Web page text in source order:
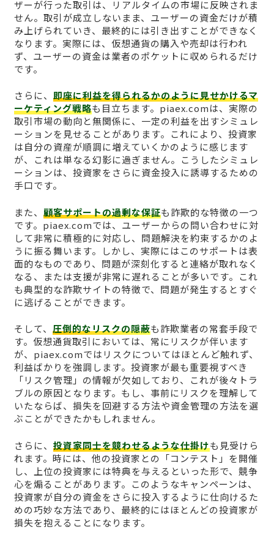
ザーが行った取引は、リアルタイムの市場に反映されま
せん。取引が成立しないまま、ユーザーの資金だけが積
み上げられていき、最終的には引き出すことができなく
なります。実際には、仮想通貨の購入や売却は行われ
ず、ユーザーの資金は業者のポケットに収められるだけ
です。
さらに、 即座に利益を得られるかのように見せかけるマ
ーケティング戦略も目立ちます。piaex.comは、実際の
取引市場の動向と無関係に、一定の利益を出すシミュレ
ーションを見せることがあります。これにより、投資家
は自分の資産が順調に増えていくかのように感じます
が、これは単なる幻影に過ぎません。こうしたシミュレ
ーションは、投資家をさらに資金投入に誘導するための
手口です。
また、 顧客サポートの過剰な保証も詐欺的な特徴の一つ
です。piaex.comでは、ユーザーからの問い合わせに対
して非常に積極的に対応し、問題解決を約束するかのよ
うに振る舞います。しかし、実際にはこのサポートは表
面的なものであり、問題が深刻化すると連絡が取れなく
なる、または支援が非常に遅れることが多いです。これ
も典型的な詐欺サイトの特徴で、問題が発生するとすぐ
に逃げることができます。
そして、 圧倒的なリスクの隠蔽も詐欺業者の常套手段で
す。仮想通貨取引においては、常にリスクが伴います
が、piaex.comではリスクについてはほとんど触れず、
利益ばかりを強調します。投資家が最も重要視すべき
「リスク管理」の情報が欠如しており、これが後々トラ
ブルの原因となります。もし、事前にリスクを理解して
いたならば、損失を回避する方法や資金管理の方法を選
ぶことができたかもしれません。
さらに、 投資家同士を競わせるような仕掛けも見受けら
れます。時には、他の投資家との「コンテスト」を開催
し、上位の投資家には特典を与えるといった形で、競争
心を煽ることがあります。このようなキャンペーンは、
投資家が自分の資金をさらに投入するように仕向けるた
めの巧妙な方法であり、最終的にはほとんどの投資家が
損失を抱えることになります。